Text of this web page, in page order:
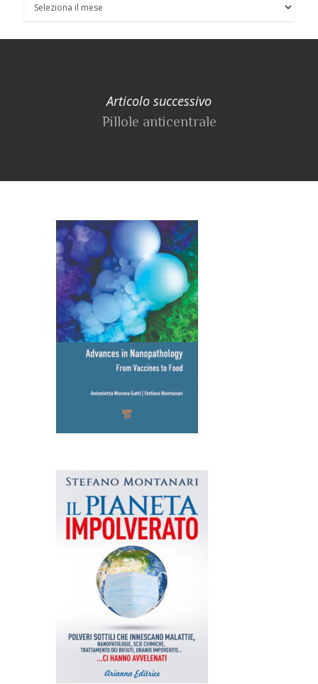
Articolo successivo
Pillole anticentrale